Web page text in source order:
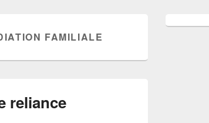
FAMILIALE
reliance
principale